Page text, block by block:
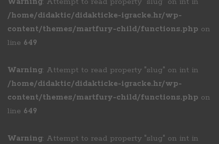
/home/didaktic/didakticke-igracke.hr/wp-
content/themes/martfury-child/functions.php on
line 649
Warning: Attempt to read property "slug" on int in
/home/didaktic/didakticke-igracke.hr/wp-
content/themes/martfury-child/functions.php on
line 649
Warning: Attempt to read property "slug" on int in